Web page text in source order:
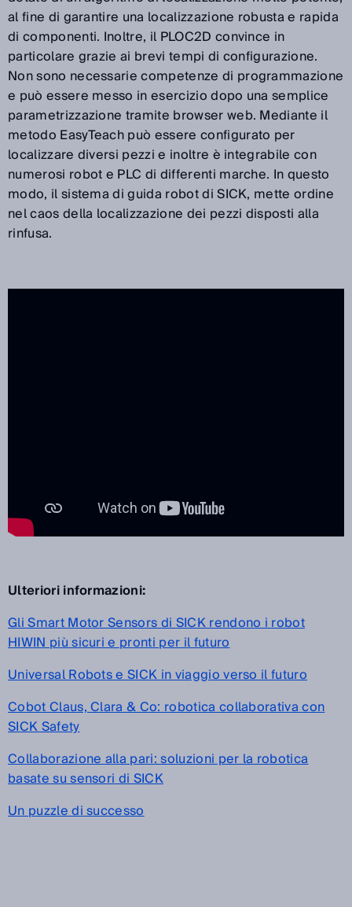
al fine di garantire una localizzazione robusta e rapida
di componenti. Inoltre, il PLOC2D convince in
particolare grazie ai brevi tempi di configurazione.
Non sono necessarie competenze di programmazione
e può essere messo in esercizio dopo una semplice
parametrizzazione tramite browser web. Mediante il
metodo EasyTeach può essere configurato per
localizzare diversi pezzi e inoltre è integrabile con
numerosi robot e PLC di differenti marche. In questo
modo, il sistema di guida robot di SICK, mette ordine
nel caos della localizzazione dei pezzi disposti alla
rinfusa.
Ulteriori informazioni:
Gli Smart Motor Sensors di SICK rendono i robot
HIWIN più sicuri e pronti per il futuro
Universal Robots e SICK in viaggio verso il futuro
Cobot Claus, Clara & Co: robotica collaborativa con
SICK Safety
Collaborazione alla pari: soluzioni per la robotica
basate su sensori di SICK
Un puzzle di successo